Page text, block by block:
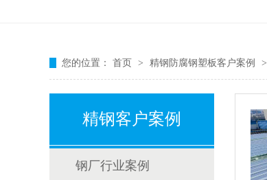
您的位置： 首页 > 精钢防腐钢塑板客户案例 >
精钢客户案例
钢厂行业案例